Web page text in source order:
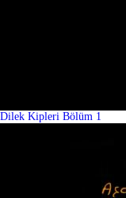
Dilek Kipleri Bölüm 1